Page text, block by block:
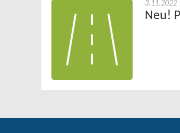
3.11.2022
Neu!